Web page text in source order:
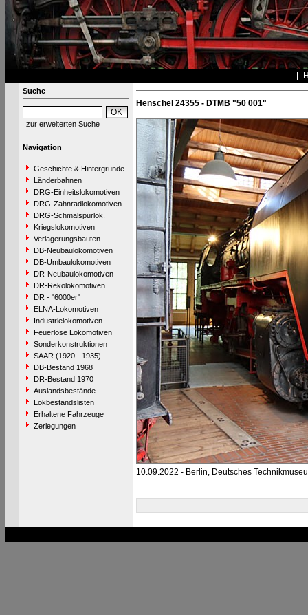
Suche
zur erweiterten Suche
Navigation
Geschichte & Hintergründe
Länderbahnen
DRG-Einheitslokomotiven
DRG-Zahnradlokomotiven
DRG-Schmalspurlok.
Kriegslokomotiven
Verlagerungsbauten
DB-Neubaulokomotiven
DB-Umbaulokomotiven
DR-Neubaulokomotiven
DR-Rekolokomotiven
DR - "6000er"
ELNA-Lokomotiven
Industrielokomotiven
Feuerlose Lokomotiven
Sonderkonstruktionen
SAAR (1920 - 1935)
DB-Bestand 1968
DR-Bestand 1970
Auslandsbestände
Lokbestandslisten
Erhaltene Fahrzeuge
Zerlegungen
Henschel 24355 - DTMB "50 001"
10.09.2022 - Berlin, Deutsches